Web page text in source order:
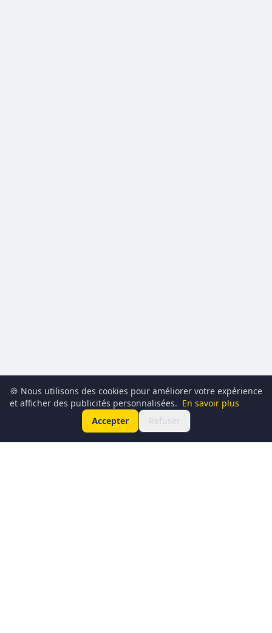
🍪 Nous utilisons des cookies pour améliorer votre expérience
et afficher des publicités personnalisées. En savoir plus
Accepter
Refuser